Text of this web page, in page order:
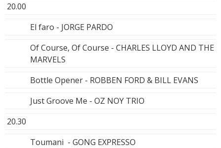
20.00
El faro - JORGE PARDO
Of Course, Of Course - CHARLES LLOYD AND THE
MARVELS
Bottle Opener - ROBBEN FORD & BILL EVANS
Just Groove Me - OZ NOY TRIO
20.30
Toumani - GONG EXPRESSO